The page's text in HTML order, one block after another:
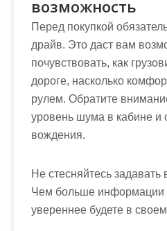
возможность
Перед покупкой
драйв. Это даст вам
почувствовать, как
дороге, насколько
рулем. Обратите
уровень шума в кабине
вождения.
Не стесняйтесь
Чем больше информации
увереннее будете в